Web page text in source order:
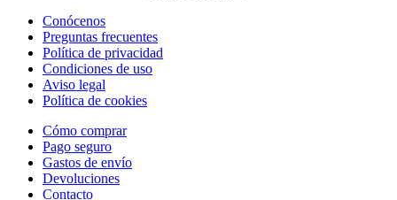
Conócenos
Preguntas frecuentes
Política de privacidad
Condiciones de uso
Aviso legal
Política de cookies
Cómo comprar
Pago seguro
Gastos de envío
Devoluciones
Contacto